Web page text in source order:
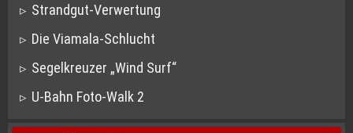
Strandgut-Verwertung
Die Viamala-Schlucht
Segelkreuzer „Wind Surf“
U-Bahn Foto-Walk 2